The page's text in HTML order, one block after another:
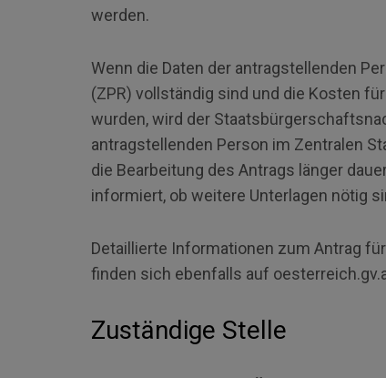
werden.
Wenn die Daten der antragstellenden
(ZPR) vollständig sind und die Kosten
wurden, wird der
antragstellenden Person im Zentralen
die Bearbeitung des Antrags länger
informiert, ob weitere Unterlagen nötig
Detaillierte Informationen zum Antrag
finden sich ebenfalls auf
Zuständige Stelle